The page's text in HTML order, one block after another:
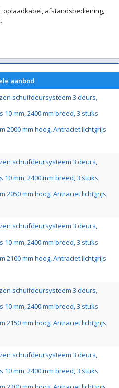
oplaadkabel, afstandsbediening,
aanbod
schuifdeursysteem 3 deurs,
10 mm, 2400 mm breed, 3 stuks
2000 mm hoog, Antraciet lichtgrijs
schuifdeursysteem 3 deurs,
10 mm, 2400 mm breed, 3 stuks
2050 mm hoog, Antraciet lichtgrijs
schuifdeursysteem 3 deurs,
10 mm, 2400 mm breed, 3 stuks
2100 mm hoog, Antraciet lichtgrijs
schuifdeursysteem 3 deurs,
10 mm, 2400 mm breed, 3 stuks
2150 mm hoog, Antraciet lichtgrijs
schuifdeursysteem 3 deurs,
10 mm, 2400 mm breed, 3 stuks